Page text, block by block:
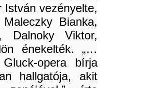
vezényelte,
Bianka,
Dalnoky Viktor,
énekelték. „…
opera bírja
hallgatója, akit